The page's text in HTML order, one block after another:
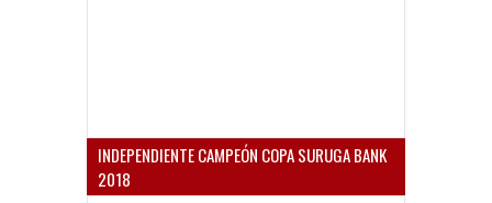
INDEPENDIENTE CAMPEÓN COPA SURUGA BANK
2018